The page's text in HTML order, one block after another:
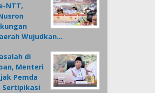
NTT,
Wujudkan…
di
Menteri
Pemda
Sertipikasi